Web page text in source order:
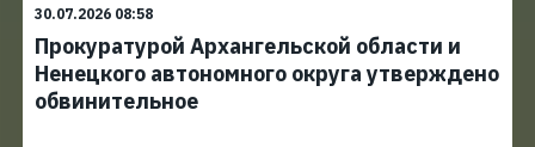
30.07.2026 08:58
Прокуратурой Архангельской области и
Ненецкого автономного округа утверждено
обвинительное